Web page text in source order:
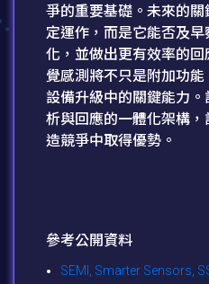
爭的重要基礎。未來的
定運作，而是它能否及
化，並做出更有效率的
覺感測將不只是附加功
設備升級中的關鍵能力
析與回應的一體化架構
造競爭中取得優勢。
參考公開資料
SEMI, Smarter Sensors,